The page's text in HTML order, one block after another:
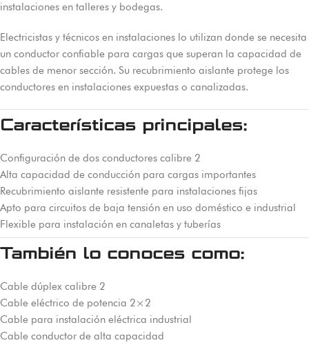
instalaciones en talleres y bodegas.
Electricistas y técnicos en instalaciones lo utilizan donde se necesita
un conductor confiable para cargas que superan la capacidad de
cables de menor sección. Su recubrimiento aislante protege los
conductores en instalaciones expuestas o canalizadas.
Características principales:
Configuración de dos conductores calibre 2
Alta capacidad de conducción para cargas importantes
Recubrimiento aislante resistente para instalaciones fijas
Apto para circuitos de baja tensión en uso doméstico e industrial
Flexible para instalación en canaletas y tuberías
También lo conoces como:
Cable dúplex calibre 2
Cable eléctrico de potencia 2×2
Cable para instalación eléctrica industrial
Cable conductor de alta capacidad